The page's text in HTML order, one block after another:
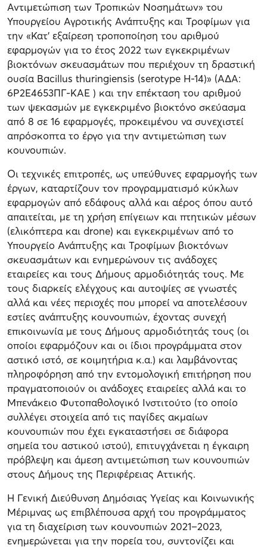
Αντιμετώπιση των Τροπικών Νοσημάτων» του
Υπουργείου Αγροτικής Ανάπτυξης και Τροφίμων για
την «Κατ’ εξαίρεση τροποποίηση του αριθμού
εφαρμογών για το έτος 2022 των εγκεκριμένων
βιοκτόνων σκευασμάτων που περιέχουν τη δραστική
ουσία Bacillus thuringiensis (serotype H-14)» (ΑΔΑ:
6Ρ2Ε4653ΠΓ-ΚΑΕ ) και την επέκταση του αριθμού
των ψεκασμών με εγκεκριμένο βιοκτόνο σκεύασμα
από 8 σε 16 εφαρμογές, προκειμένου να συνεχιστεί
απρόσκοπτα το έργο για την αντιμετώπιση των
κουνουπιών.
Οι τεχνικές επιτροπές, ως υπεύθυνες εφαρμογής των
έργων, καταρτίζουν τον προγραμματισμό κύκλων
εφαρμογών από εδάφους αλλά και αέρος όπου αυτό
απαιτείται, με τη χρήση επίγειων και πτητικών μέσων
(ελικόπτερα και drone) και εγκεκριμένων από το
Υπουργείο Ανάπτυξης και Τροφίμων βιοκτόνων
σκευασμάτων και ενημερώνουν τις ανάδοχες
εταιρείες και τους Δήμους αρμοδιότητάς τους. Με
τους διαρκείς ελέγχους και αυτοψίες σε γνωστές
αλλά και νέες περιοχές που μπορεί να αποτελέσουν
εστίες ανάπτυξης κουνουπιών, έχοντας συνεχή
επικοινωνία με τους Δήμους αρμοδιότητάς τους (οι
οποίοι εφαρμόζουν και οι ίδιοι προγράμματα στον
αστικό ιστό, σε κοιμητήρια κ.α.) και λαμβάνοντας
πληροφόρηση από την εντομολογική επιτήρηση που
πραγματοποιούν οι ανάδοχες εταιρείες αλλά και το
Μπενάκειο Φυτοπαθολογικό Ινστιτούτο (το οποίο
συλλέγει στοιχεία από τις παγίδες ακμαίων
κουνουπιών που έχει εγκαταστήσει σε διάφορα
σημεία του αστικού ιστού), επιτυγχάνεται η έγκαιρη
πρόβλεψη και άμεση αντιμετώπιση των κουνουπιών
στους Δήμους της Περιφέρειας Αττικής.
Η Γενική Διεύθυνση Δημόσιας Υγείας και Κοινωνικής
Μέριμνας ως επιβλέπουσα αρχή του προγράμματος
για τη διαχείριση των κουνουπιών 2021–2023,
ενημερώνεται για την πορεία του, συντονίζει και